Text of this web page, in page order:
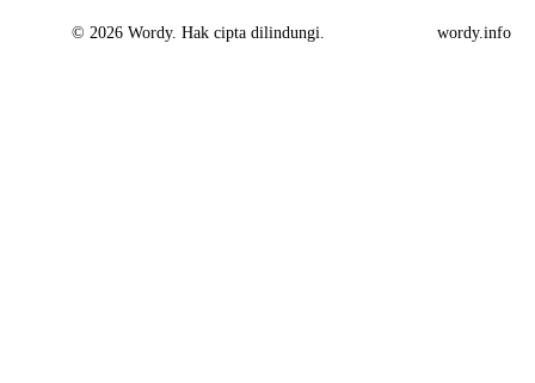
© 2026 Wordy. Hak cipta dilindungi. wordy.info